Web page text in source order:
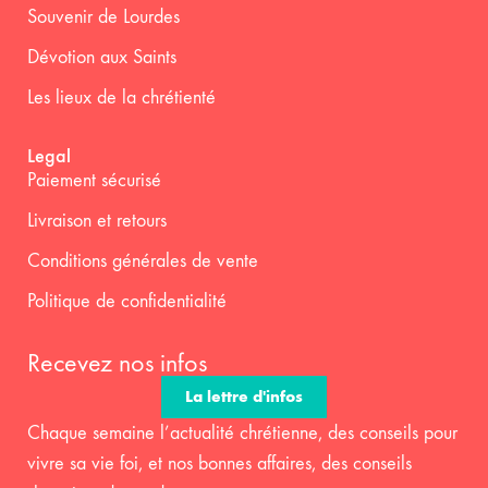
Souvenir de Lourdes
Dévotion aux Saints
Les lieux de la chrétienté
Legal
Paiement sécurisé
Livraison et retours
Conditions générales de vente
Politique de confidentialité
Recevez nos infos
La lettre d'infos
Chaque semaine l’actualité chrétienne, des conseils pour
vivre sa vie foi, et nos bonnes affaires, des conseils